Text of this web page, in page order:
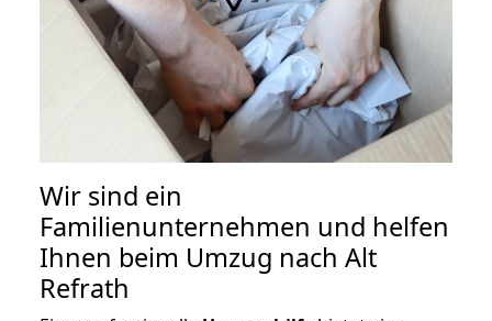
Wir sind ein
Familienunternehmen und helfen
Ihnen beim Umzug nach Alt
Refrath